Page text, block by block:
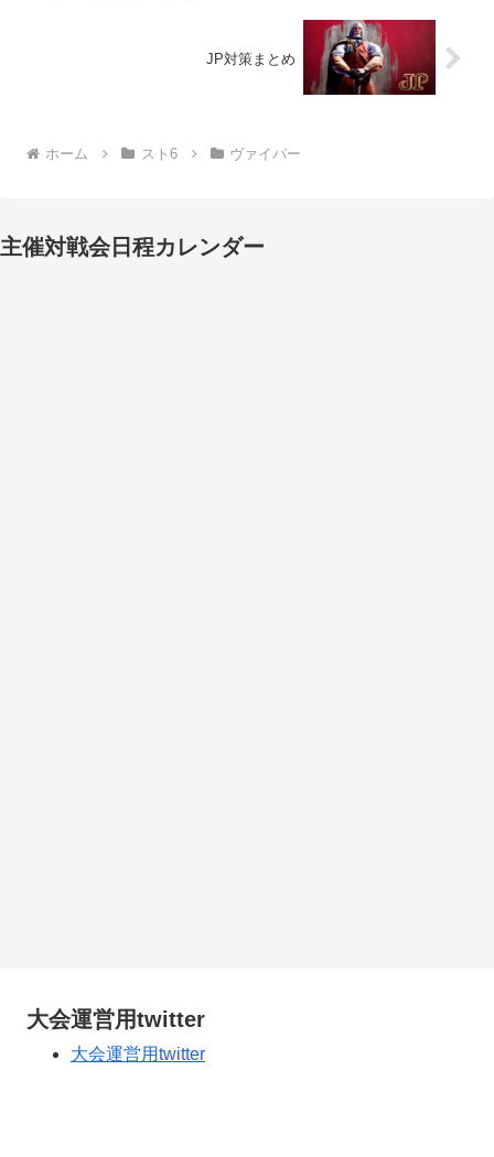
JP対策まとめ
ホーム スト6 ヴァイパー
主催対戦会日程カレンダー
大会運営用twitter
大会運営用twitter